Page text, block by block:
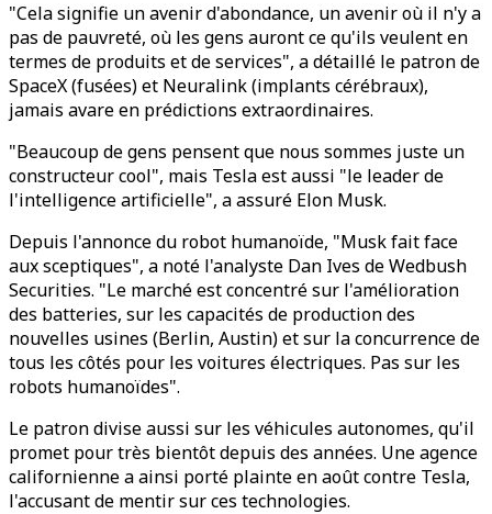
"Cela signifie un avenir d'abondance, un avenir où il n'y a
pas de pauvreté, où les gens auront ce qu'ils veulent en
termes de produits et de services", a détaillé le patron de
SpaceX (fusées) et Neuralink (implants cérébraux),
jamais avare en prédictions extraordinaires.
"Beaucoup de gens pensent que nous sommes juste un
constructeur cool", mais Tesla est aussi "le leader de
l'intelligence artificielle", a assuré Elon Musk.
Depuis l'annonce du robot humanoïde, "Musk fait face
aux sceptiques", a noté l'analyste Dan Ives de Wedbush
Securities. "Le marché est concentré sur l'amélioration
des batteries, sur les capacités de production des
nouvelles usines (Berlin, Austin) et sur la concurrence de
tous les côtés pour les voitures électriques. Pas sur les
robots humanoïdes".
Le patron divise aussi sur les véhicules autonomes, qu'il
promet pour très bientôt depuis des années. Une agence
californienne a ainsi porté plainte en août contre Tesla,
l'accusant de mentir sur ces technologies.